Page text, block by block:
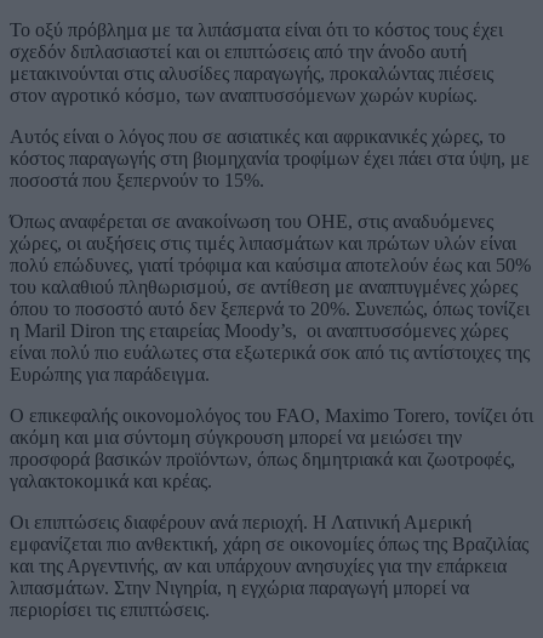
Το οξύ πρόβλημα με τα λιπάσματα είναι ότι το κόστος τους έχει
σχεδόν διπλασιαστεί και οι επιπτώσεις από την άνοδο αυτή
μετακινούνται στις αλυσίδες παραγωγής, προκαλώντας πιέσεις
στον αγροτικό κόσμο, των αναπτυσσόμενων χωρών κυρίως.
Αυτός είναι ο λόγος που σε ασιατικές και αφρικανικές χώρες, το
κόστος παραγωγής στη βιομηχανία τροφίμων έχει πάει στα ύψη, με
ποσοστά που ξεπερνούν το 15%.
Όπως αναφέρεται σε ανακοίνωση του ΟΗΕ, στις αναδυόμενες
χώρες, οι αυξήσεις στις τιμές λιπασμάτων και πρώτων υλών είναι
πολύ επώδυνες, γιατί τρόφιμα και καύσιμα αποτελούν έως και 50%
του καλαθιού πληθωρισμού, σε αντίθεση με αναπτυγμένες χώρες
όπου το ποσοστό αυτό δεν ξεπερνά το 20%. Συνεπώς, όπως τονίζει
η Maril Diron της εταιρείας Moody’s, οι αναπτυσσόμενες χώρες
είναι πολύ πιο ευάλωτες στα εξωτερικά σοκ από τις αντίστοιχες της
Ευρώπης για παράδειγμα.
Ο επικεφαλής οικονομολόγος του FAO, Maximo Torero, τονίζει ότι
ακόμη και μια σύντομη σύγκρουση μπορεί να μειώσει την
προσφορά βασικών προϊόντων, όπως δημητριακά και ζωοτροφές,
γαλακτοκομικά και κρέας.
Οι επιπτώσεις διαφέρουν ανά περιοχή. Η Λατινική Αμερική
εμφανίζεται πιο ανθεκτική, χάρη σε οικονομίες όπως της Βραζιλίας
και της Αργεντινής, αν και υπάρχουν ανησυχίες για την επάρκεια
λιπασμάτων. Στην Νιγηρία, η εγχώρια παραγωγή μπορεί να
περιορίσει τις επιπτώσεις.